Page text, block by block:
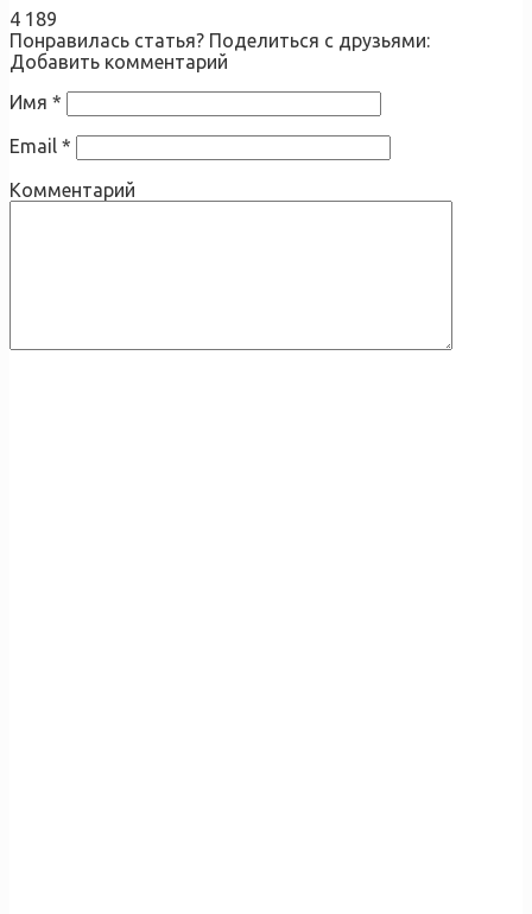
4 189
Понравилась статья? Поделиться с друзьями:
Добавить комментарий
Имя *
Email *
Комментарий